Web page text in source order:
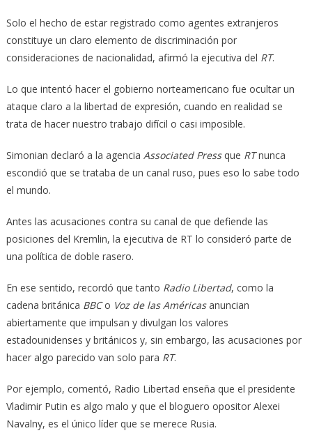
Solo el hecho de estar registrado como agentes extranjeros
constituye un claro elemento de discriminación por
consideraciones de nacionalidad, afirmó la ejecutiva del RT.
Lo que intentó hacer el gobierno norteamericano fue ocultar un
ataque claro a la libertad de expresión, cuando en realidad se
trata de hacer nuestro trabajo difícil o casi imposible.
Simonian declaró a la agencia Associated Pressque RTnunca
escondió que se trataba de un canal ruso, pues eso lo sabe todo
el mundo.
Antes las acusaciones contra su canal de que defiende las
posiciones del Kremlin, la ejecutiva de RT lo consideró parte de
una política de doble rasero.
En ese sentido, recordó que tanto Radio Libertad, como la
cadena británica BBCo Voz de las Américasanuncian
abiertamente que impulsan y divulgan los valores
estadounidenses y británicos y, sin embargo, las acusaciones por
hacer algo parecido van solo para RT.
Por ejemplo, comentó, Radio Libertad enseña que el presidente
Vladimir Putin es algo malo y que el bloguero opositor Alexei
Navalny, es el único líder que se merece Rusia.